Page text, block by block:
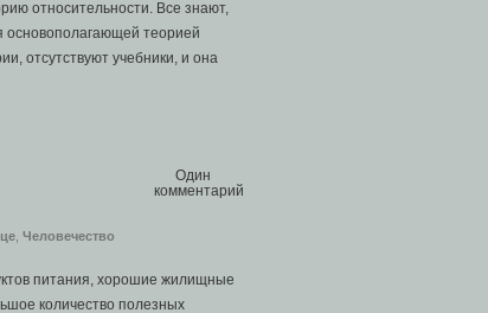
относительности. Все знают,
основополагающей теорией
отсутствуют учебники, и она
Человечество
Один
комментарий
питания, хорошие жилищные
количество полезных